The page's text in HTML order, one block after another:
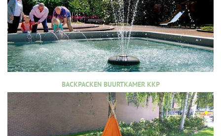
BACKPACKEN BUURTKAMER KKP